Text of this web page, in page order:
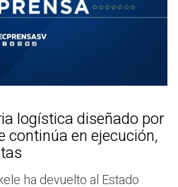
logística diseñado por
continúa en ejecución,
ha devuelto al Estado